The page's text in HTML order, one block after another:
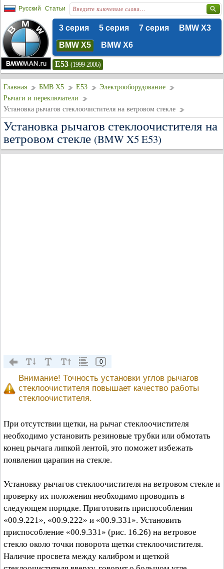
Русский Статьи
3 серия 5 серия 7 серия
BMW X3
BMW X5
BMW X6
E53 (1999-2006)
Главная БМВ Х5 E53
Электрооборудование
Рычаги и переключатели
Установка рычагов стеклоочистителя на ветровом стекле
Установка рычагов стеклоочистителя на
ветровом стекле (BMW X5 E53)
0
Внимание! Точность установки углов рычагов
стеклоочистителя повышает качество работы
стеклоочистителя.
При отсутствии щетки, на рычаг стеклоочистителя
необходимо установить резиновые трубки или обмотать
конец рычага липкой лентой, это поможет избежать
появления царапин на стекле.
Установку рычагов стеклоочистителя на ветровом стекле и
проверку их положения необходимо проводить в
следующем порядке. Приготовить приспособления
«00.9.221», «00.9.222» и «00.9.331». Установить
приспособление «00.9.331» (рис. 16.26) на ветровое
стекло около точки поворота щетки стеклоочистителя.
Наличие просвета между калибром и щеткой